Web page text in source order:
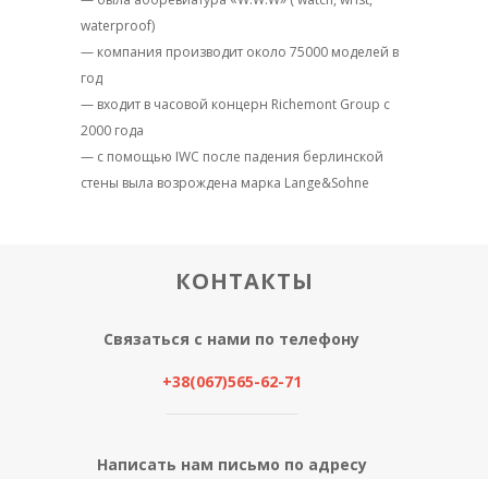
waterproof)
— компания производит около 75000 моделей в
год
— входит в часовой концерн Richemont Group с
2000 года
— с помощью IWC после падения берлинской
стены выла возрождена марка Lange&Sohne
КОНТАКТЫ
Связаться с нами по телефону
+38(067)565-62-71
Написать нам письмо по адресу